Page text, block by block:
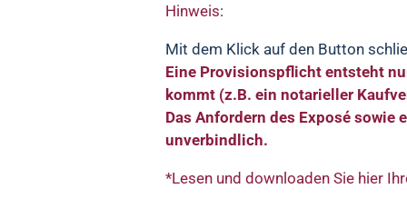
Hinweis:
Mit dem Klick auf den Button
Eine Provisionspflicht entsteht
kommt (z.B. ein notarieller
Das Anfordern des Exposé
unverbindlich.
*Lesen und downloaden Sie hier